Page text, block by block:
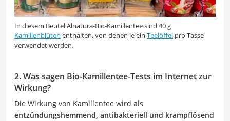
In diesem Beutel Alnatura-Bio-Kamillentee sind 40 g
Kamillenblüten enthalten, von denen je ein Teelöffel pro Tasse
verwendet werden.
2. Was sagen Bio-Kamillentee-Tests im Internet zur
Wirkung?
Die Wirkung von Kamillentee wird als
entzündungshemmend, antibakteriell und krampflösend